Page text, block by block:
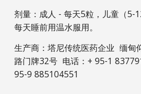
剂量：成人 - 每天5粒，儿童（5-
每天睡前用温水服用。
生产商：塔尼传统医药企业  缅甸
路门牌32号  电话：+ 95-1
95-9 885104551